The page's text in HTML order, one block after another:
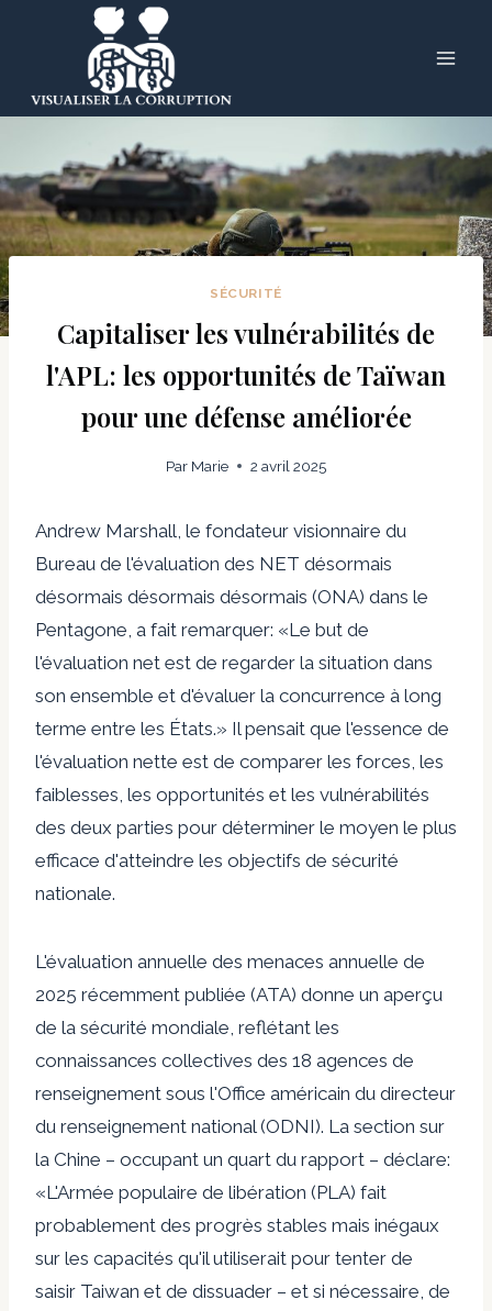
SÉCURITÉ
Capitaliser les vulnérabilités de
l'APL: les opportunités de Taïwan
pour une défense améliorée
Par Marie 2 avril 2025
Andrew Marshall, le fondateur visionnaire du
Bureau de l'évaluation des NET désormais
désormais désormais désormais (ONA) dans le
Pentagone, a fait remarquer: «Le but de
l'évaluation net est de regarder la situation dans
son ensemble et d'évaluer la concurrence à long
terme entre les États.» Il pensait que l'essence de
l'évaluation nette est de comparer les forces, les
faiblesses, les opportunités et les vulnérabilités
des deux parties pour déterminer le moyen le plus
efficace d'atteindre les objectifs de sécurité
nationale.
L'évaluation annuelle des menaces annuelle de
2025 récemment publiée (ATA) donne un aperçu
de la sécurité mondiale, reflétant les
connaissances collectives des 18 agences de
renseignement sous l'Office américain du directeur
du renseignement national (ODNI). La section sur
la Chine – occupant un quart du rapport – déclare:
«L'Armée populaire de libération (PLA) fait
probablement des progrès stables mais inégaux
sur les capacités qu'il utiliserait pour tenter de
saisir Taiwan et de dissuader – et si nécessaire, de